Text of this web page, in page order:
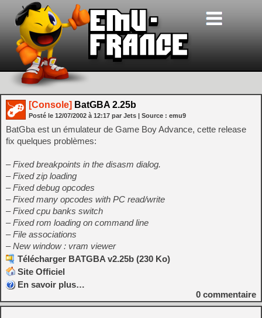
[Console] BatGBA 2.25b
Posté le 12/07/2002 à 12:17 par Jets | Source : emu9
BatGba est un émulateur de Game Boy Advance, cette release
fix quelques problèmes:
– Fixed breakpoints in the disasm dialog.
– Fixed zip loading
– Fixed debug opcodes
– Fixed many opcodes with PC read/write
– Fixed cpu banks switch
– Fixed rom loading on command line
– File associations
– New window : vram viewer
Télécharger BATGBA v2.25b (230 Ko)
Site Officiel
En savoir plus…
0 commentaire